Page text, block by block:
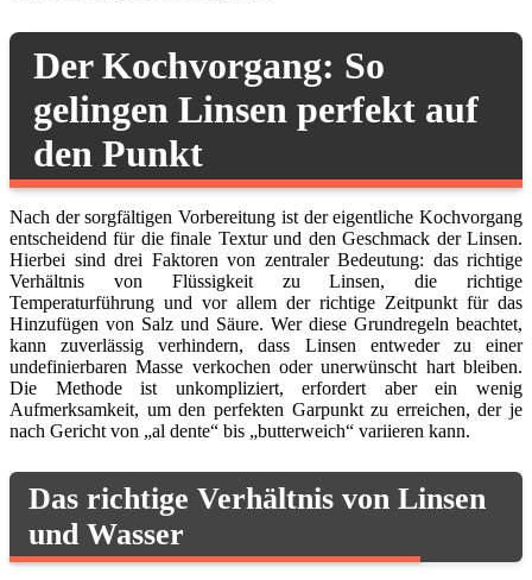
Der Kochvorgang: So
gelingen Linsen perfekt auf
den Punkt
Nach der sorgfältigen Vorbereitung ist der eigentliche Kochvorgang
entscheidend für die finale Textur und den Geschmack der Linsen.
Hierbei sind drei Faktoren von zentraler Bedeutung: das richtige
Verhältnis von Flüssigkeit zu Linsen, die richtige
Temperaturführung und vor allem der richtige Zeitpunkt für das
Hinzufügen von Salz und Säure. Wer diese Grundregeln beachtet,
kann zuverlässig verhindern, dass Linsen entweder zu einer
undefinierbaren Masse verkochen oder unerwünscht hart bleiben.
Die Methode ist unkompliziert, erfordert aber ein wenig
Aufmerksamkeit, um den perfekten Garpunkt zu erreichen, der je
nach Gericht von „al dente“ bis „butterweich“ variieren kann.
Das richtige Verhältnis von Linsen
und Wasser